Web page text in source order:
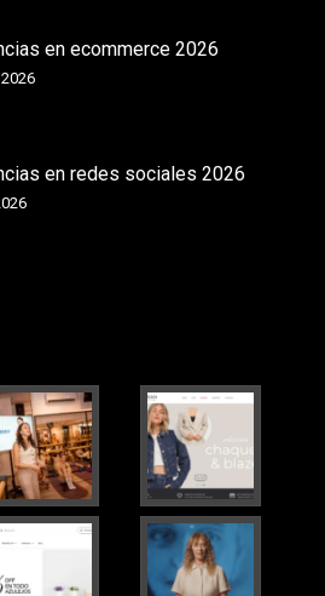
en ecommerce 2026
en redes sociales 2026